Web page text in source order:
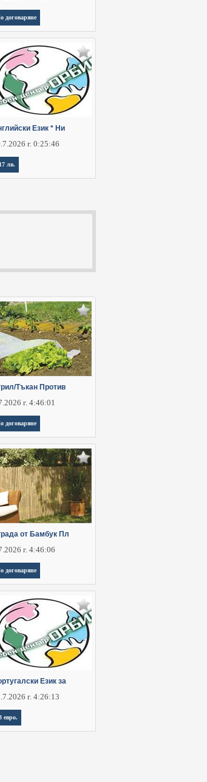
договаряне
Език * Ни
г. 0:25:46
лв.
Тъкан Против
г. 4:46:01
договаряне
от Бамбук Пл
г. 4:46:06
договаряне
Език за
г. 4:26:13
евро.